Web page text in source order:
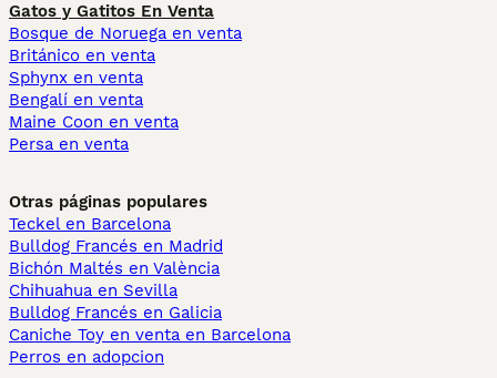
Gatos y Gatitos En Venta
Bosque de Noruega en venta
Británico en venta
Sphynx en venta
Bengalí en venta
Maine Coon en venta
Persa en venta
Otras páginas populares
Teckel en Barcelona
Bulldog Francés en Madrid
Bichón Maltés en València
Chihuahua en Sevilla
Bulldog Francés en Galicia
Caniche Toy en venta en Barcelona
Perros en adopcion